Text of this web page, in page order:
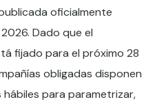
oficialmente
Dado que el
fijado para el próximo 28
obligadas disponen
para parametrizar,